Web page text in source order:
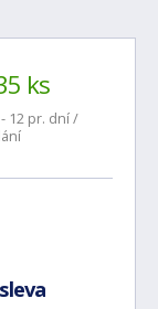
ks
12 pr. dní /